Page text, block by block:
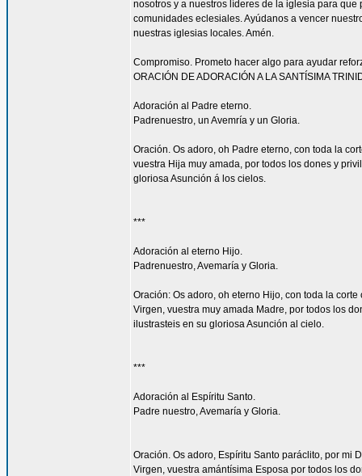
nosotros y a nuestros líderes de la iglesia para
comunidades eclesiales. Ayúdanos a vencer
nuestras iglesias locales. Amén.
Compromiso. Prometo hacer algo para ayudar
ORACIÓN DE ADORACIÓN A LA SANTÍSIMA
Adoración al Padre eterno.
Padrenuestro, un Avemría y un Gloria.
Oración. Os adoro, oh Padre eterno, con toda la
vuestra Hija muy amada, por todos los dones y
gloriosa Asunción á los cielos.
***
Adoración al eterno Hijo.
Padrenuestro, Avemaría y Gloria.
Oración: Os adoro, oh eterno Hijo, con toda la
Virgen, vuestra muy amada Madre, por todos los
ilustrasteis en su gloriosa Asunción al cielo.
***
Adoración al Espíritu Santo.
Padre nuestro, Avemaría y Gloria.
Oración. Os adoro, Espíritu Santo paráclito, por mi
Virgen, vuestra amántísima Esposa por todos los